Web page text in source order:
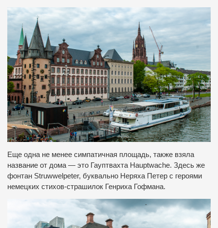
Еще одна не менее симпатичная площадь, также взяла
название от дома — это Гауптвахта Hauptwache. Здесь же
фонтан Struwwelpeter, буквально Неряха Петер с героями
немецких стихов-страшилок Генриха Гофмана.